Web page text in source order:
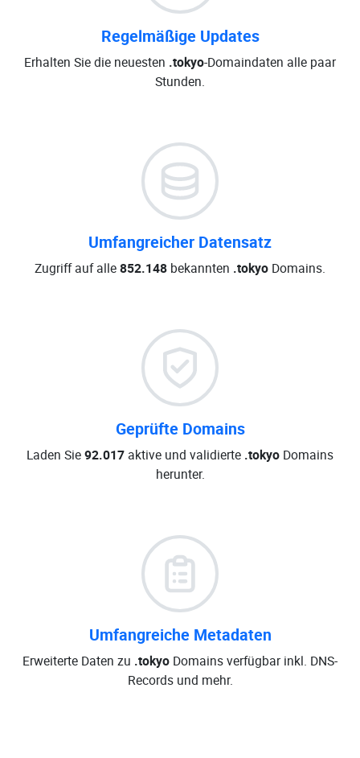
Regelmäßige Updates
Erhalten Sie die neuesten .tokyo-Domaindaten alle paar
Stunden.
Umfangreicher Datensatz
Zugriff auf alle852.148 bekannten .tokyo Domains.
Geprüfte Domains
Laden Sie92.017 aktive und validierte .tokyo Domains
herunter.
Umfangreiche Metadaten
Erweiterte Daten zu .tokyo Domains verfügbar inkl. DNS-
Records und mehr.